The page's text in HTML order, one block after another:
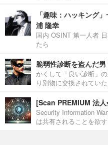
「趣味：ハッキング
浦 隆幸
国内 OSINT 第一人者
たら
脆弱性診断を盗んだ男
かくして「良い診断」
り別物に交換されていた
[Scan PREMIUM 法
Security Information
は共有されることを欲す